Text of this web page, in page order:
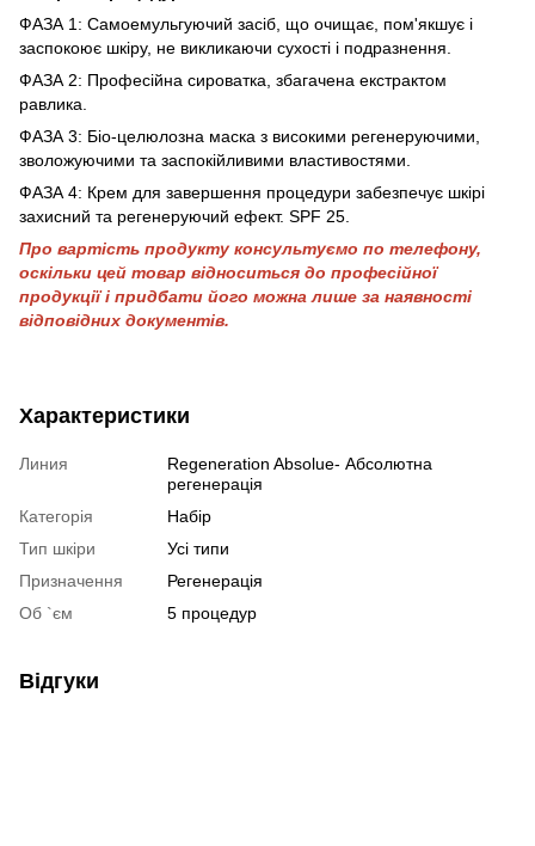
ФАЗА 1: Самоемульгуючий засіб, що очищає, пом'якшує і
заспокоює шкіру, не викликаючи сухості і подразнення.
ФАЗА 2: Професійна сироватка, збагачена екстрактом
равлика.
ФАЗА 3: Біо-целюлозна маска з високими регенеруючими,
зволожуючими та заспокійливими властивостями.
ФАЗА 4: Крем для завершення процедури забезпечує шкірі
захисний та регенеруючий ефект. SPF 25.
Про вартість продукту консультуємо по телефону,
оскільки цей товар відноситься до професійної
продукції і придбати його можна лише за наявності
відповідних документів.
Характеристики
Линия
Regeneration Absolue- Абсолютна
регенерація
Категорія
Набір
Тип шкіри
Усі типи
Призначення
Регенерація
Об `єм
5 процедур
Відгуки